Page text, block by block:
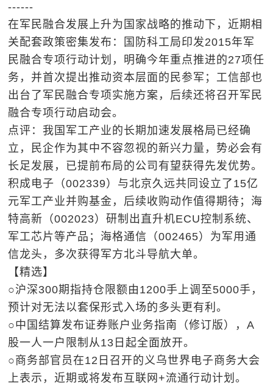
------
在军民融合发展上升为国家战略的推动下，近期相
关配套政策密集发布：国防科工局印发2015年军
民融合专项行动计划，明确今年重点推进的27项任
务，并首次提出推动资本层面的民参军；工信部也
出台了军民融合专项实施方案，后续还将召开军民
融合专项行动启动会。
点评：我国军工产业的长期加速发展格局已经确
立，民企作为其中不容忽视的新兴力量，势必会有
长足发展，已提前布局的公司有望获得先发优势。
积成电子（002339）与北京久远共同设立了15亿
元军工产业并购基金，后续收购动作值得期待；海
特高新（002023）研制出直升机ECU控制系统、
军工芯片等产品；海格通信（002465）为军用通
信龙头，多次获得军方北斗导航大单。
【精选】
○沪深300期指持仓限额由1200手上调至5000手，
预计对无法以套保形式入场的多头更有利。
○中国结算发布证券账户业务指南（修订版），A
股一人一户限制从13日起全面放开。
○商务部官员在12日召开的义乌世界电子商务大会
上表示，近期或将发布互联网+流通行动计划。